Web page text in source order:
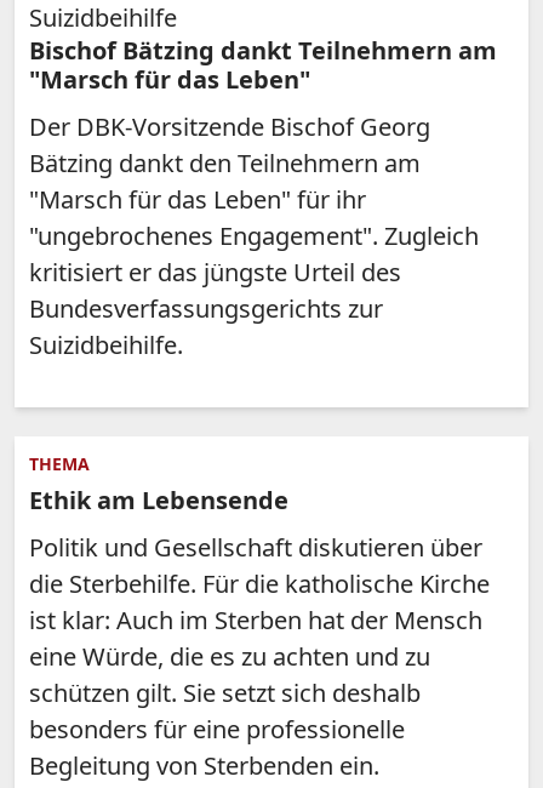
Suizidbeihilfe
Bischof Bätzing dankt Teilnehmern am
"Marsch für das Leben"
Der DBK-Vorsitzende Bischof Georg
Bätzing dankt den Teilnehmern am
"Marsch für das Leben" für ihr
"ungebrochenes Engagement". Zugleich
kritisiert er das jüngste Urteil des
Bundesverfassungsgerichts zur
Suizidbeihilfe.
THEMA
Ethik am Lebensende
Politik und Gesellschaft diskutieren über
die Sterbehilfe. Für die katholische Kirche
ist klar: Auch im Sterben hat der Mensch
eine Würde, die es zu achten und zu
schützen gilt. Sie setzt sich deshalb
besonders für eine professionelle
Begleitung von Sterbenden ein.